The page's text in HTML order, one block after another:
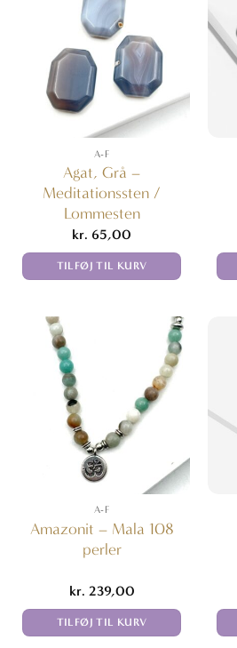
A-F
Agat, Grå –
Meditationssten /
Lommesten
kr. 65,00
TILFØJ TIL KURV
A-F
Amazonit – Mala 108
perler
kr. 239,00
TILFØJ TIL KURV